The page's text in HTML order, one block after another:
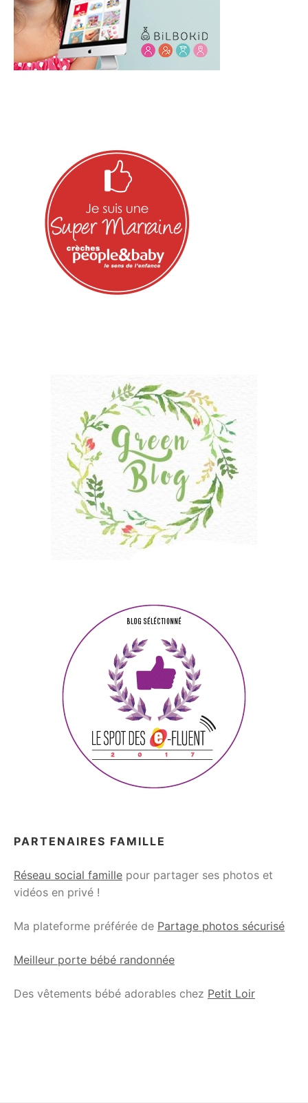
PARTENAIRES FAMILLE
Réseau social famille pour partager ses photos et
vidéos en privé !
Ma plateforme préférée de Partage photos sécurisé
Meilleur porte bébé randonnée
Des vêtements bébé adorables chez Petit Loir